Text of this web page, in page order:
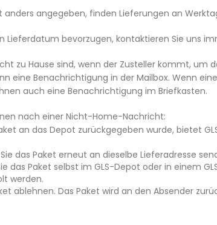
anders angegeben, finden Lieferungen an
Lieferdatum bevorzugen, kontaktieren Sie uns
zu Hause sind, wenn der Zusteller kommt, um
eine Benachrichtigung in der Mailbox. Wenn
auch eine Benachrichtigung im Briefkasten.
nach einer Nicht-Home-Nachricht:
an das Depot zurückgegeben wurde, bietet
Sie das Paket erneut an dieselbe Lieferadresse
das Paket selbst im GLS-Depot oder in einem
werden.
ablehnen. Das Paket wird an den Absender